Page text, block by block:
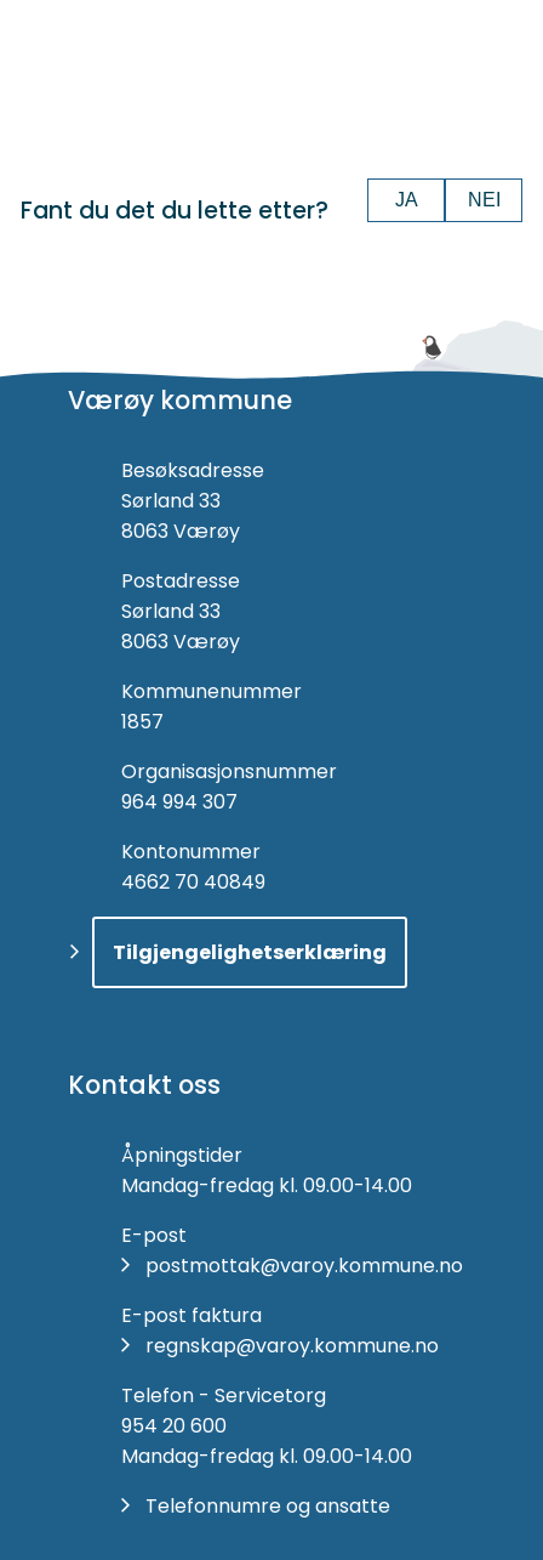
Fant du det du lette etter? JA NEI
Værøy kommune
Besøksadresse
Sørland 33
8063 Værøy
Postadresse
Sørland 33
8063 Værøy
Kommunenummer
1857
Organisasjonsnummer
964 994 307
Kontonummer
4662 70 40849
Tilgjengelighetserklæring
Kontakt oss
Åpningstider
Mandag-fredag kl. 09.00-14.00
E-post
postmottak@varoy.kommune.no
E-post faktura
regnskap@varoy.kommune.no
Telefon - Servicetorg
954 20 600
Mandag-fredag kl. 09.00-14.00
Telefonnumre og ansatte